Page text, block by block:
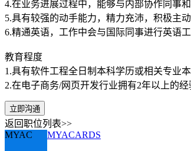
4.在业务进展过程中，能够与内部协作同事
5.具有较强的动手能力，精力充沛，积极主动
6.精通英语，工作中会与国际同事进行英语工
教育程度
1.具有软件工程全日制本科学历或相关专业本
2.在电子商务/网页开发行业拥有2年以上的经
立即沟通
返回职位列表>>
MYAC
MYACARDS